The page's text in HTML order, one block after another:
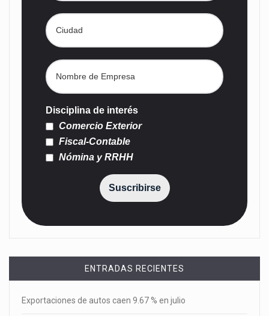
Disciplina de interés
Comercio Exterior
Fiscal-Contable
Nómina y RRHH
Suscribirse
ENTRADAS RECIENTES
Exportaciones de autos caen 9.67 % en julio